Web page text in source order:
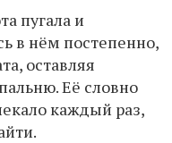
пугала и
в нём постепенно,
оставляя
Её словно
каждый раз,